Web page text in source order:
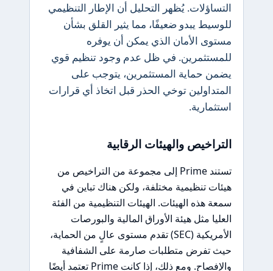
التساؤلات. يُظهر التحليل أن الإطار التنظيمي
للوسيط يبدو ضعيفًا، مما يثير القلق بشأن
مستوى الأمان الذي يمكن أن يوفره
للمستثمرين. في ظل عدم وجود تنظيم قوي
يضمن حماية المستثمرين، يتوجب على
المتداولين توخي الحذر قبل اتخاذ أي قرارات
استثمارية.
التراخيص والهيئات الرقابية
تستند Prime إلى مجموعة من التراخيص من
هيئات تنظيمية مختلفة، ولكن هناك تباين في
سمعة هذه الهيئات. الهيئات التنظيمية من الفئة
العليا مثل هيئة الأوراق المالية والبورصات
الأمريكية (SEC) تقدم مستوى عالٍ من الحماية،
حيث تفرض متطلبات صارمة على الشفافية
والإفصاح. ومع ذلك، إذا كانت Prime تعتمد أيضًا